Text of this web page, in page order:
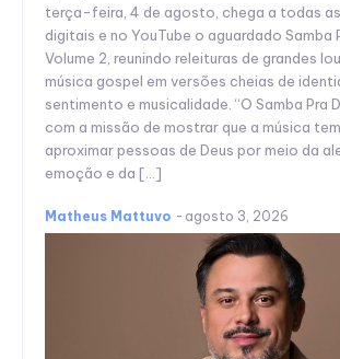
terça-feira, 4 de agosto, chega a todas
digitais e no YouTube o aguardado Samba
Volume 2, reunindo releituras de grandes
música gospel em versões cheias de
sentimento e musicalidade. “O Samba Pra
com a missão de mostrar que a música
aproximar pessoas de Deus por meio da
emoção e da […]
Matheus Mattuvo - agosto 3, 2026